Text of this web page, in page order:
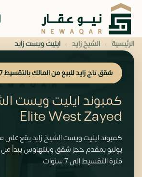
الرئيسية › الشيخ زايد › ايليت ويست زايد
شقق تاج زايد للبيع من المالك بالتقسيط 7 سنوات
كمبوند ايليت ويست
Elite West Zayed
فترة التقسيط إلى 7 سنوات